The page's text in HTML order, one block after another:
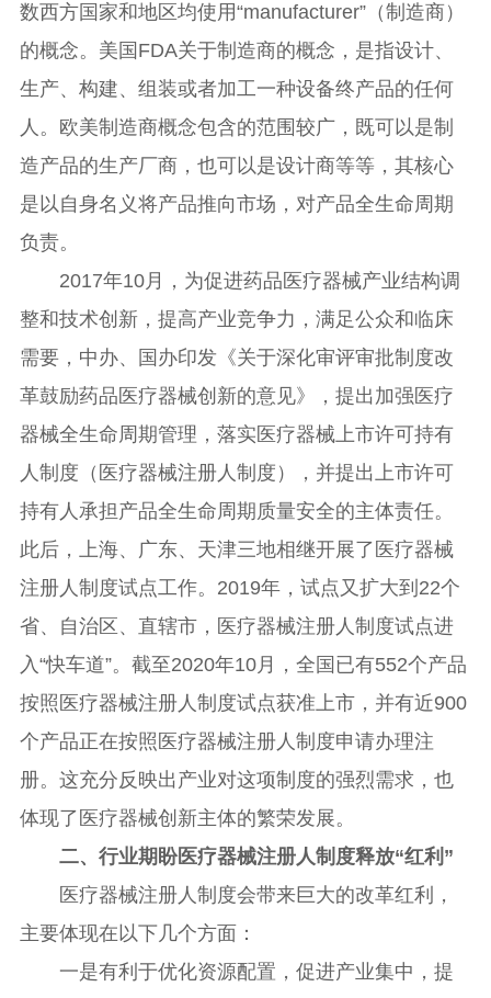
数西方国家和地区均使用“manufacturer”（制造商）
的概念。美国FDA关于制造商的概念，是指设计、
生产、构建、组装或者加工一种设备终产品的任何
人。欧美制造商概念包含的范围较广，既可以是制
造产品的生产厂商，也可以是设计商等等，其核心
是以自身名义将产品推向市场，对产品全生命周期
负责。
2017年10月，为促进药品医疗器械产业结构调
整和技术创新，提高产业竞争力，满足公众和临床
需要，中办、国办印发《关于深化审评审批制度改
革鼓励药品医疗器械创新的意见》，提出加强医疗
器械全生命周期管理，落实医疗器械上市许可持有
人制度（医疗器械注册人制度），并提出上市许可
持有人承担产品全生命周期质量安全的主体责任。
此后，上海、广东、天津三地相继开展了医疗器械
注册人制度试点工作。2019年，试点又扩大到22个
省、自治区、直辖市，医疗器械注册人制度试点进
入“快车道”。截至2020年10月，全国已有552个产品
按照医疗器械注册人制度试点获准上市，并有近900
个产品正在按照医疗器械注册人制度申请办理注
册。这充分反映出产业对这项制度的强烈需求，也
体现了医疗器械创新主体的繁荣发展。
二、行业期盼医疗器械注册人制度释放“红利”
医疗器械注册人制度会带来巨大的改革红利，
主要体现在以下几个方面：
一是有利于优化资源配置，促进产业集中，提